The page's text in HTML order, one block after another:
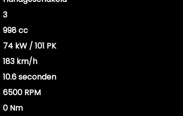
3
998 cc
74 kW / 101 PK
183 km/h
10.6 seconden
6500 RPM
0 Nm